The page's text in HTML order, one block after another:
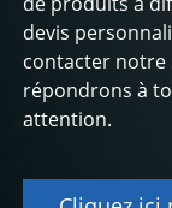
devis
contacter notre
répondrons à
attention.